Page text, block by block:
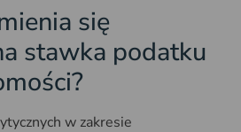
się
stawka podatku
w zakresie